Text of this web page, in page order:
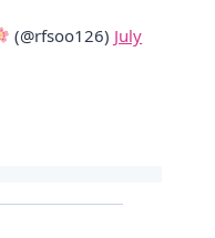
(@rfsoo126) July